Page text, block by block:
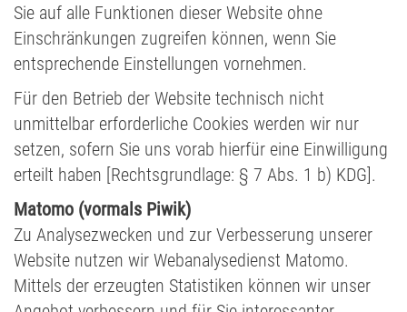
Sie auf alle Funktionen dieser Website ohne
Einschränkungen zugreifen können, wenn Sie
entsprechende Einstellungen vornehmen.
Für den Betrieb der Website technisch nicht
unmittelbar erforderliche Cookies werden wir nur
setzen, sofern Sie uns vorab hierfür eine Einwilligung
erteilt haben [Rechtsgrundlage: § 7 Abs. 1 b) KDG].
Matomo (vormals Piwik)
Zu Analysezwecken und zur Verbesserung unserer
Website nutzen wir Webanalysedienst Matomo.
Mittels der erzeugten Statistiken können wir unser